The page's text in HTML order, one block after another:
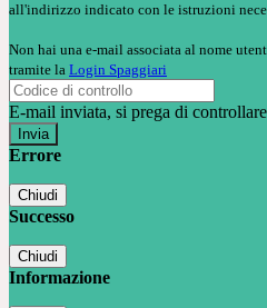
all'indirizzo indicato con le istruzioni
Non hai una e-mail associata al nome
tramite la Login Spaggiari
E-mail inviata, si prega di
Errore
Chiudi
Successo
Chiudi
Informazione